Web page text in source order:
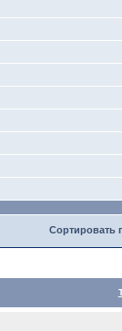
Сортировать